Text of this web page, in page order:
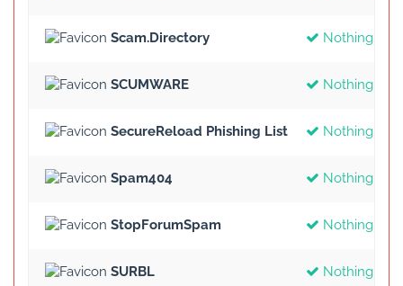
Scam.Directory Nothing
SCUMWARE Nothing
SecureReload Phishing List Nothing
Spam404 Nothing
StopForumSpam Nothing
SURBL Nothing